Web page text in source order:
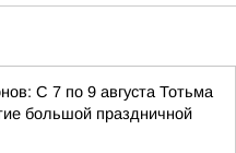
С 7 по 9 августа Тотьма
большой праздничной